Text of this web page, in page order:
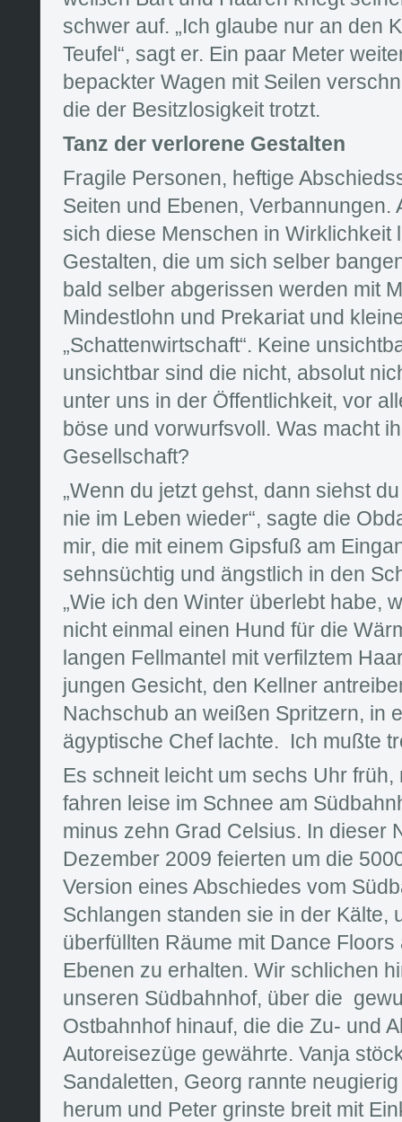
schwer auf. „Ich glaube nur an den
Teufel“, sagt er. Ein paar Meter
bepackter Wagen mit Seilen
die der Besitzlosigkeit trotzt.
Tanz der verlorene Gestalten
Fragile Personen, heftige
Seiten und Ebenen, Verbannungen.
sich diese Menschen in Wirklichkeit
Gestalten, die um sich selber
bald selber abgerissen werden mit
Mindestlohn und Prekariat und
„Schattenwirtschaft“. Keine
unsichtbar sind die nicht, absolut
unter uns in der Öffentlichkeit, vor
böse und vorwurfsvoll. Was macht
Gesellschaft?
„Wenn du jetzt gehst, dann siehst
nie im Leben wieder“, sagte die
mir, die mit einem Gipsfuß am
sehnsüchtig und ängstlich in den
„Wie ich den Winter überlebt habe,
nicht einmal einen Hund für die
langen Fellmantel mit verfilztem
jungen Gesicht, den Kellner
Nachschub an weißen Spritzern, in
ägyptische Chef lachte. Ich mußte
Es schneit leicht um sechs Uhr früh,
fahren leise im Schnee am
minus zehn Grad Celsius. In dieser
Dezember 2009 feierten um die
Version eines Abschiedes vom
Schlangen standen sie in der Kälte,
überfüllten Räume mit Dance
Ebenen zu erhalten. Wir schlichen
unseren Südbahnhof, über die
Ostbahnhof hinauf, die die Zu- und
Autoreisezüge gewährte. Vanja
Sandaletten, Georg rannte
herum und Peter grinste breit mit